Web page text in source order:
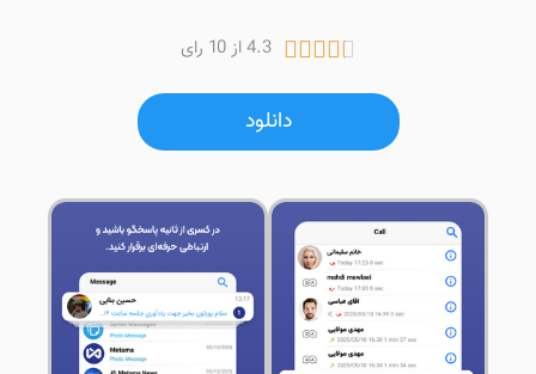
4.3 از 10 رای 
دانلود